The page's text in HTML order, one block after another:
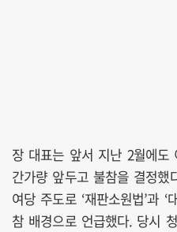
장 대표는 앞서 지난 2월에도
간가량 앞두고 불참을 결정
여당 주도로 ‘재판소원법’과
참 배경으로 언급했다. 당시